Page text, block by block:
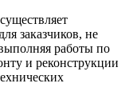
заказчиков, не
работы по
и реконструкции